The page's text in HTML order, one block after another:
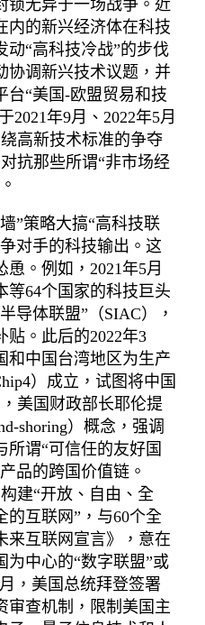
锁无异于一场战争。近
内的新兴经济体在科技
动“高科技冷战”的步伐
协调新兴技术议题，并
台“美国-欧盟贸易和技
2021年9月、2022年5月
高新技术标准的争夺
抗那些所谓“非市场经
”策略大搞“高科技联
对手的科技输出。这
。例如，2021年5月
等64个国家的科技巨头
导体联盟”（SIAC），
贴。此后的2022年3
和中国台湾地区为生产
）成立，试图将中国
美国财政部长耶伦提
shoring）概念，强调
所谓“可信任的友好国
品的跨国价值链。
建“开放、自由、全
的互联网”，与60个全
来互联网宣言》，意在
为中心的“数字联盟”或
，美国总统拜登签署
审查机制，限制美国主